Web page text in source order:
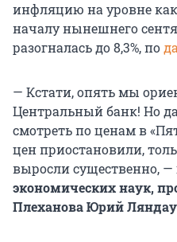
инфляцию на уровне как
началу нынешнего
разогналась до 8,3%, по
— Кстати, опять мы
Центральный банк! Но
смотреть по ценам в
цен приостановили,
выросли существенно, —
экономических наук,
Плеханова Юрий Ляндау